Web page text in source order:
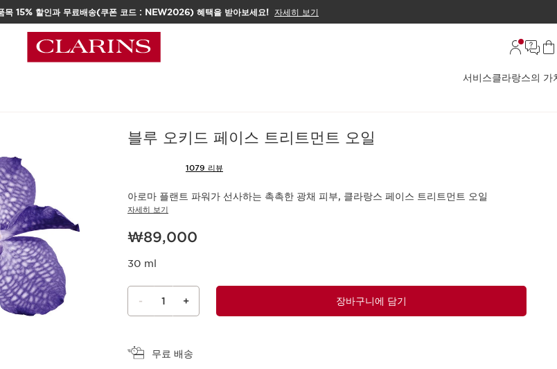
목 15% 할인과 무료배송(쿠폰 코드 : NEW2026) 혜택을 받아보세요! 자세히 보기
서비스클라랑스의 가
블루 오키드 페이스 트리트먼트 오일
1079 리뷰
아로마 플랜트 파워가 선사하는 촉촉한 광채 피부, 클라랑스 페이스 트리트먼트 오일
자세히 보기
현재 가격 ₩89,000
₩89,000
30 ml
- 1 + 장바구니에 담기
무료 배송